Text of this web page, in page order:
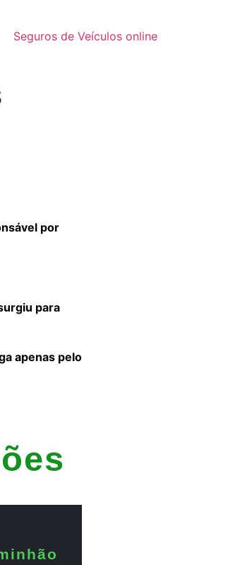
Seguros de Veículos online
por
para
apenas pelo